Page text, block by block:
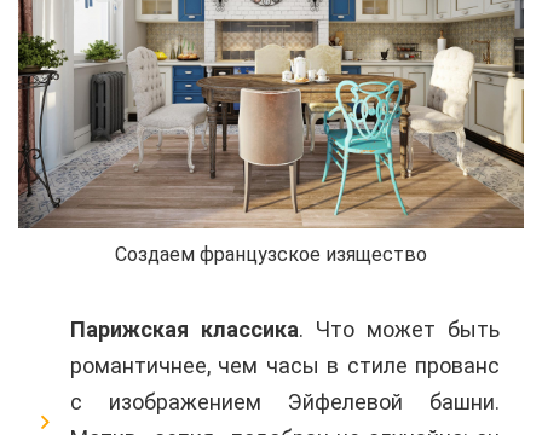
Создаем французское изящество
Парижская классика. Что может быть
романтичнее, чем часы в стиле прованс
с изображением Эйфелевой башни.